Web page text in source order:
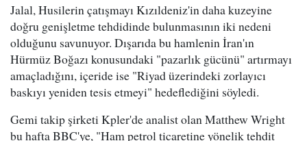
Jalal, Husilerin çatışmayı Kızıldeniz'in daha kuzeyine
doğru genişletme tehdidinde bulunmasının iki nedeni
olduğunu savunuyor. Dışarıda bu hamlenin İran'ın
Hürmüz Boğazı konusundaki "pazarlık gücünü" artırmayı
amaçladığını, içeride ise "Riyad üzerindeki zorlayıcı
baskıyı yeniden tesis etmeyi" hedeflediğini söyledi.
Gemi takip şirketi Kpler'de analist olan Matthew Wright
bu hafta BBC'ye, "Ham petrol ticaretine yönelik tehdit